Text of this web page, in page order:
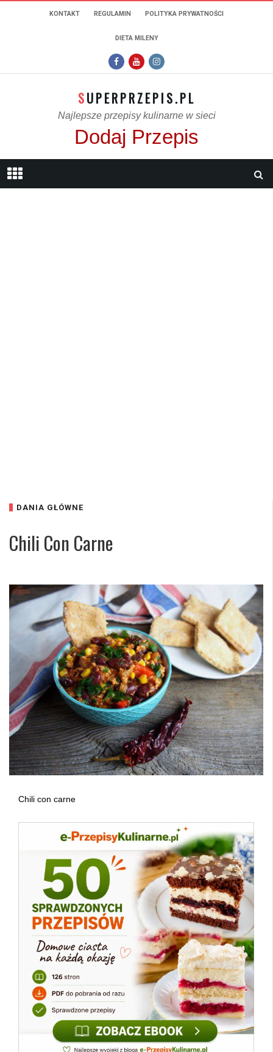
KONTAKT REGULAMIN POLITYKA PRYWATNOŚCI
DIETA MILENY
SUPERPRZEPIS.PL
Najlepsze przepisy kulinarne w sieci
Dodaj Przepis
DANIA GŁÓWNE
Chili Con Carne
Chili con carne